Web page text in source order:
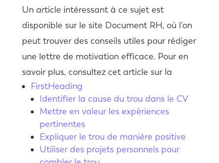
Un article intéressant à ce sujet est
disponible sur le site Document RH, où l’on
peut trouver des conseils utiles pour rédiger
une lettre de motivation efficace. Pour en
savoir plus, consultez cet article sur la
FirstHeading
Identifier la cause du trou dans le CV
Mettre en valeur les expériences
pertinentes
Expliquer le trou de manière positive
Utiliser des projets personnels pour